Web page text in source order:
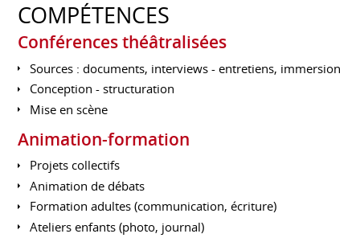
COMPÉTENCES
Conférences théâtralisées
Sources : documents, interviews - entretiens, immersion
Conception - structuration
Mise en scène
Animation-formation
Projets collectifs
Animation de débats
Formation adultes (communication, écriture)
Ateliers enfants (photo, journal)